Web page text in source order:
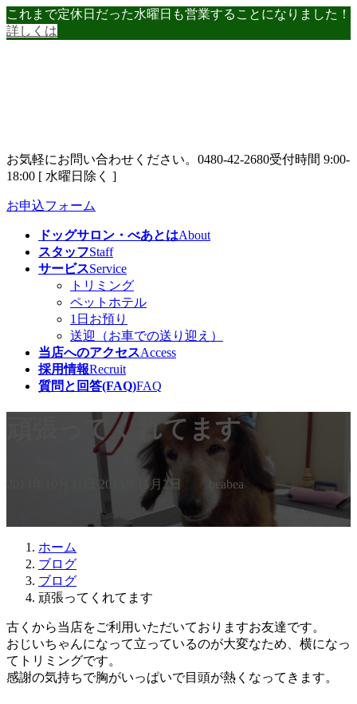
コ
ン
プ
ナ
ビ
動
これまで定休日だった水曜日も営業することになりました！
詳しくは
お気軽にお問い合わせください。 0480-42-2680受付時間 9:00-
18:00 [ 水曜日除く ]
お申込フォーム
ドッグサロン・べあとはAbout
スタッフStaff
サービスService
トリミング
ペットホテル
1日お預り
送迎（お車での送り迎え）
当店へのアクセスAccess
採用情報Recruit
質問と回答(FAQ)FAQ
頑張ってくれてます
最
終
2013年11月2日 beabea
ホーム
ブログ
ブログ
頑張ってくれてます
古くから当店をご利用いただいておりますお友達です。
おじいちゃんになって立っているのが大変なため、横になっ
てトリミングです。
感謝の気持ちで胸がいっぱいで目頭が熱くなってきます。